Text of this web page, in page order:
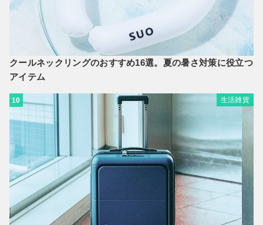
クールネックリングのおすすめ16選。夏の暑さ対策に役立つ
アイテム
10 生活雑貨